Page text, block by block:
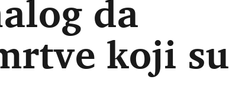
da
koji su